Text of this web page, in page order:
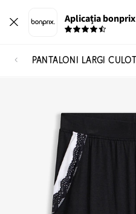
Aplicația bonprix